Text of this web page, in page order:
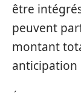
être
peuvent
montant
anticipation